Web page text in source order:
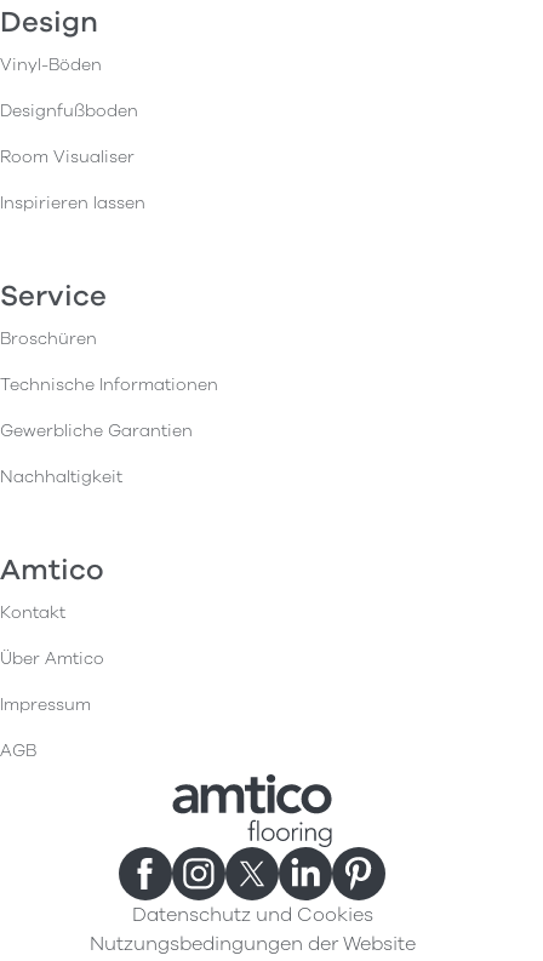
Design
Vinyl-Böden
Designfußboden
Room Visualiser
Inspirieren lassen
Service
Broschüren
Technische Informationen
Gewerbliche Garantien
Nachhaltigkeit
Amtico
Kontakt
Über Amtico
Impressum
AGB
Datenschutz und Cookies
Nutzungsbedingungen der Website